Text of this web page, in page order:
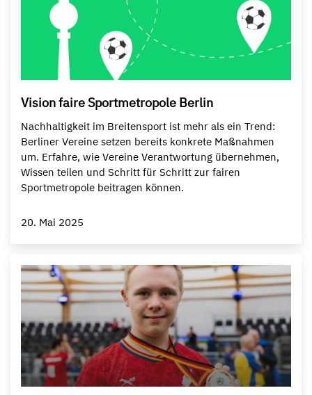
Vision faire Sportmetropole Berlin
Nachhaltigkeit im Breitensport ist mehr als ein Trend:
Berliner Vereine setzen bereits konkrete Maßnahmen
um. Erfahre, wie Vereine Verantwortung übernehmen,
Wissen teilen und Schritt für Schritt zur fairen
Sportmetropole beitragen können.
20. Mai 2025